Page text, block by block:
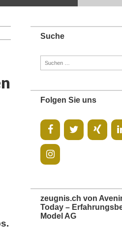
Suche
Folgen Sie uns
zeugnis.ch von
Today –
Model AG